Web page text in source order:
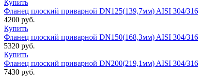
Купить
Фланец плоский приварной DN125(139,7мм) AISI 304/316
4200 руб.
Купить
Фланец плоский приварной DN150(168,3мм) AISI 304/316
5320 руб.
Купить
Фланец плоский приварной DN200(219,1мм) AISI 304/316
7430 руб.